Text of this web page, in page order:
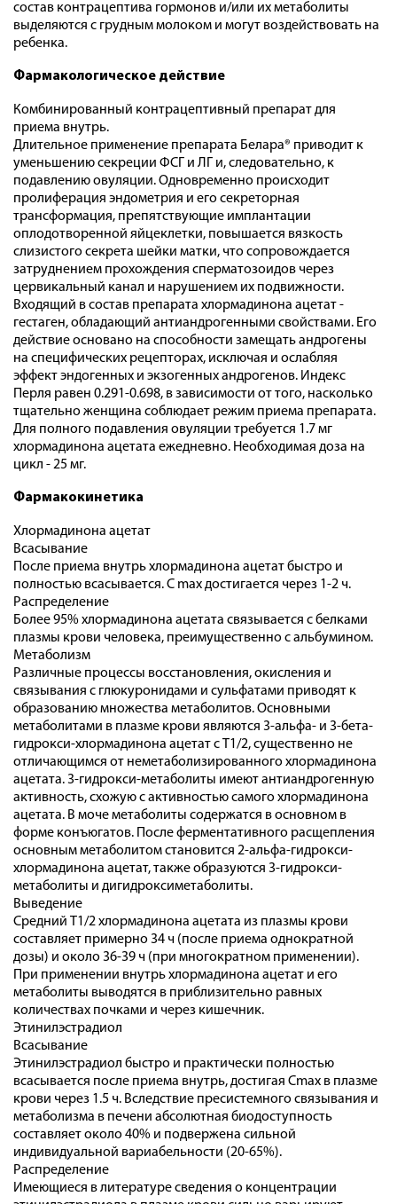
состав контрацептива гормонов и/или их метаболиты
выделяются с грудным молоком и могут воздействовать на
ребенка.
Фармакологическое действие
Комбинированный контрацептивный препарат для
приема внутрь.
Длительное применение препарата Белара® приводит к
уменьшению секреции ФСГ и ЛГ и, следовательно, к
подавлению овуляции. Одновременно происходит
пролиферация эндометрия и его секреторная
трансформация, препятствующие имплантации
оплодотворенной яйцеклетки, повышается вязкость
слизистого секрета шейки матки, что сопровождается
затруднением прохождения сперматозоидов через
цервикальный канал и нарушением их подвижности.
Входящий в состав препарата хлормадинона ацетат -
гестаген, обладающий антиандрогенными свойствами. Его
действие основано на способности замещать андрогены
на специфических рецепторах, исключая и ослабляя
эффект эндогенных и экзогенных андрогенов. Индекс
Перля равен 0.291-0.698, в зависимости от того, насколько
тщательно женщина соблюдает режим приема препарата.
Для полного подавления овуляции требуется 1.7 мг
хлормадинона ацетата ежедневно. Необходимая доза на
цикл - 25 мг.
Фармакокинетика
Хлормадинона ацетат
Всасывание
После приема внутрь хлормадинона ацетат быстро и
полностью всасывается. С max достигается через 1-2 ч.
Распределение
Более 95% хлормадинона ацетата связывается с белками
плазмы крови человека, преимущественно с альбумином.
Метаболизм
Различные процессы восстановления, окисления и
связывания с глюкуронидами и сульфатами приводят к
образованию множества метаболитов. Основными
метаболитами в плазме крови являются 3-альфа- и 3-бета-
гидрокси-хлормадинона ацетат с Т1/2, существенно не
отличающимся от неметаболизированного хлормадинона
ацетата. 3-гидрокси-метаболиты имеют антиандрогенную
активность, схожую с активностью самого хлормадинона
ацетата. В моче метаболиты содержатся в основном в
форме конъюгатов. После ферментативного расщепления
основным метаболитом становится 2-альфа-гидрокси-
хлормадинона ацетат, также образуются 3-гидрокси-
метаболиты и дигидроксиметаболиты.
Выведение
Средний Т1/2 хлормадинона ацетата из плазмы крови
составляет примерно 34 ч (после приема однократной
дозы) и около 36-39 ч (при многократном применении).
При применении внутрь хлормадинона ацетат и его
метаболиты выводятся в приблизительно равных
количествах почками и через кишечник.
Этинилэстрадиол
Всасывание
Этинилэстрадиол быстро и практически полностью
всасывается после приема внутрь, достигая Сmах в плазме
крови через 1.5 ч. Вследствие пресистемного связывания и
метаболизма в печени абсолютная биодоступность
составляет около 40% и подвержена сильной
индивидуальной вариабельности (20-65%).
Распределение
Имеющиеся в литературе сведения о концентрации